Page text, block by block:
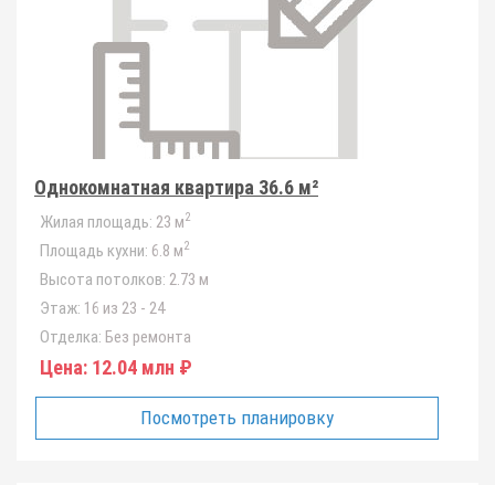
Однокомнатная квартира 36.6 м²
Жилая площадь: 23 м2
Площадь кухни: 6.8 м2
Высота потолков: 2.73 м
Этаж: 16 из 23 - 24
Отделка: Без ремонта
Цена: 12.04 млн ₽
Посмотреть планировку